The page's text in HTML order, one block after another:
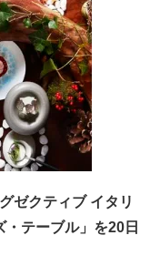
ゼクティブ イタリ
テーブル」を20日